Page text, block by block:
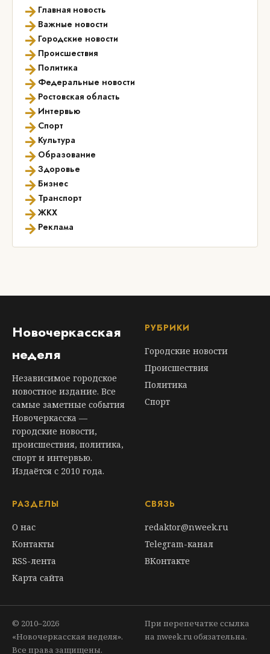
→ Главная новость
→ Важные новости
→ Городские новости
→ Происшествия
→ Политика
→ Федеральные новости
→ Ростовская область
→ Интервью
→ Спорт
→ Культура
→ Образование
→Здоровье
→ Бизнес
→ Транспорт
→ЖКХ
→ Реклама
Новочеркасская
неделя
Независимое городское
новостное издание. Все
самые заметные события
Новочеркасска —
городские новости,
происшествия, политика,
спорт и интервью.
Издаётся с 2010 года.
РУБРИКИ
Городские новости
Происшествия
Политика
Спорт
РАЗДЕЛЫ
О нас
Контакты
RSS-лента
Карта сайта
СВЯЗЬ
redaktor@nweek.ru
Telegram-канал
ВКонтакте
© 2010–2026
«Новочеркасская неделя».
Все права защищены.
При перепечатке ссылка
на nweek.ru обязательна.